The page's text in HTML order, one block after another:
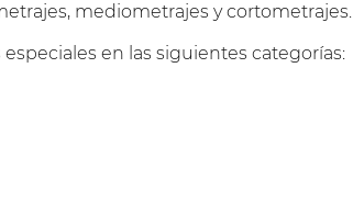
mediometrajes y cortometrajes.
en las siguientes categorías: